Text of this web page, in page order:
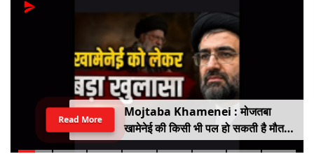
Mojtaba Khamenei : मोजतबा
खामेनेई की किसी भी पल हो सकती है मौत,
इजराइली मीडिया के दावे के बीच सामने आया
Read More